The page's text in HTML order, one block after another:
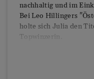
nachhaltig und im
Bei Leo Hillingers
holte sich Julia den
Topwinzerin.